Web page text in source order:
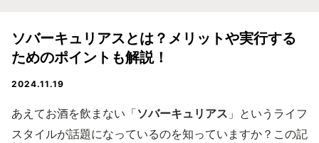
ソバーキュリアスとは？メリットや実行する
ためのポイントも解説！
2024.11.19
あえてお酒を飲まない「ソバーキュリアス 」というライフ
スタイルが話題になっているのを知っていますか？この記